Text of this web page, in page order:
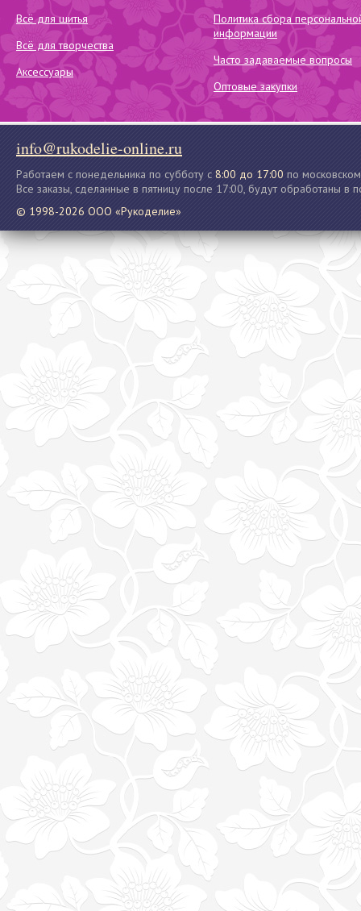
Всё для шитья
Всё для творчества
Аксессуары
Политика сбора
информации
Часто задаваемые вопросы
Оптовые закупки
info@rukodelie-online.ru
Работаем с понедельника по субботу с 8:00 до 17:00 по
Все заказы, сделанные в пятницу после 17:00, будут обработаны в
© 1998-2026 ООО «Рукоделие»